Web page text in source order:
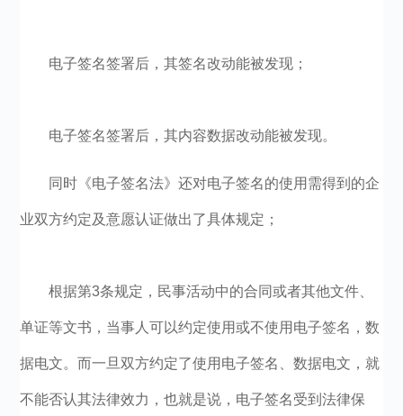
电子签名签署后，其签名改动能被发现；
电子签名签署后，其内容数据改动能被发现。
同时《电子签名法》还对电子签名的使用需得到的企
业双方约定及意愿认证做出了具体规定；
根据第3条规定，民事活动中的合同或者其他文件、
单证等文书，当事人可以约定使用或不使用电子签名，数
据电文。而一旦双方约定了使用电子签名、数据电文，就
不能否认其法律效力，也就是说，电子签名受到法律保